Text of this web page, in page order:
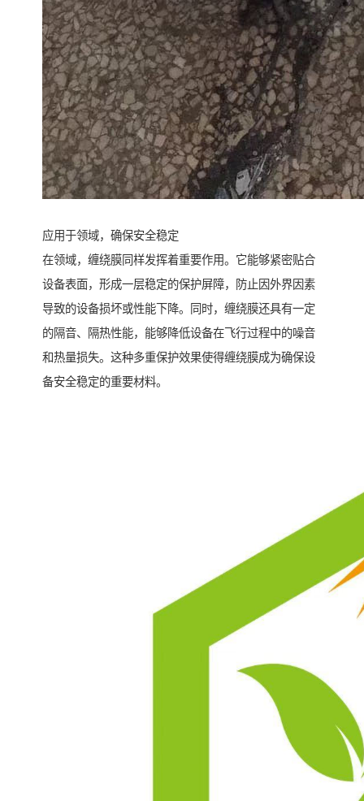
应用于领域，确保安全稳定
在领域，缠绕膜同样发挥着重要作用。它能够紧密贴合
设备表面，形成一层稳定的保护屏障，防止因外界因素
导致的设备损坏或性能下降。同时，缠绕膜还具有一定
的隔音、隔热性能，能够降低设备在飞行过程中的噪音
和热量损失。这种多重保护效果使得缠绕膜成为确保设
备安全稳定的重要材料。